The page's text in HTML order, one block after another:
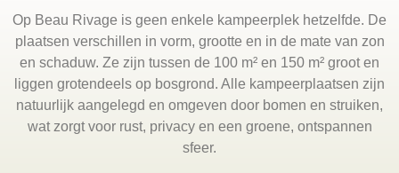
Op Beau Rivage is geen enkele kampeerplek hetzelfde. De
plaatsen verschillen in vorm, grootte en in de mate van zon
en schaduw. Ze zijn tussen de 100 m² en 150 m² groot en
liggen grotendeels op bosgrond. Alle kampeerplaatsen zijn
natuurlijk aangelegd en omgeven door bomen en struiken,
wat zorgt voor rust, privacy en een groene, ontspannen
sfeer.